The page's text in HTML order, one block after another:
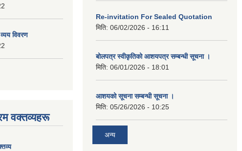
विवरण
वक्तव्यहरू
Re-invitation For Sealed Quotation
मिति: 06/02/2026 - 16:11
बोलपत्र स्वीकृतिको आशयपत्र सम्बन्धी सूचना ।
मिति: 06/01/2026 - 18:01
आशयको सूचना सम्बन्धी सूचना ।
मिति: 05/26/2026 - 10:25
अन्य